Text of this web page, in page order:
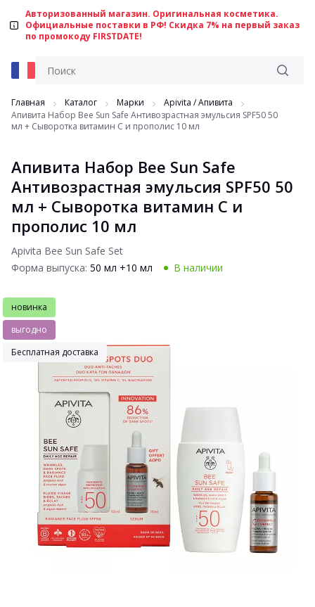
Авторизованный магазин. Оригинальная косметика.
Официальные поставки в РФ! Скидка 7% на первый заказ
по промокоду FIRSTDATE!
Главная Каталог Марки
Apivita / Aпивита
Апивита Набор Bee Sun Safe Антивозрастная эмульсия SPF50 50
мл + Сыворотка витамин С и прополис 10 мл
Апивита Набор Bee Sun Safe
Антивозрастная эмульсия SPF50 50
мл + Сыворотка витамин С и
прополис 10 мл
Apivita Bee Sun Safe Set
Форма выпуска: 50 мл +10 мл В наличии
новинка
выгодно
Бесплатная доставка